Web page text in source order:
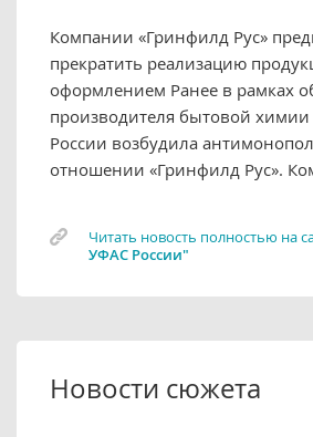
Компании «Гринфилд Рус»
прекратить реализацию
оформлением Ранее в рамках
производителя бытовой
России возбудила
отношении «Гринфилд Рус».
Читать новость полностью на
УФАС России"
Новости сюжета